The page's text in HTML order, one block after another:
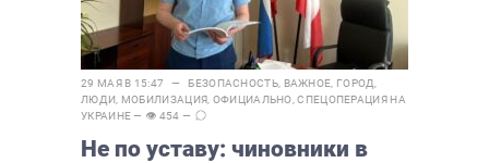
29 МАЯ В 15:47 — БЕЗОПАСНОСТЬ, ВАЖНОЕ ГОРОД
ЛЮДИ МОБИЛИЗАЦИЯ ОФИЦИАЛЬНО ,СПЕЦОПЕРАЦИЯ НА
УКРАИНЕ— 👁 454 —
Не по уставу: чиновники в